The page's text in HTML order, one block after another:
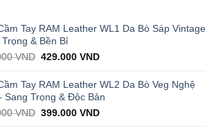
Tay RAM Leather WL1 Da Bò Sáp Vintage
& Bền Bỉ
VND Original
was:
1.000.000 VND.
429.000VNDCurrent
is:
429.000 VND.
Tay RAM Leather WL2 Da Bò Veg Nghệ
Sang Trọng & Độc Bản
VND Original
399.000VNDCurrent